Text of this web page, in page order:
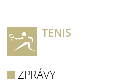
TENIS
ZPRÁVY